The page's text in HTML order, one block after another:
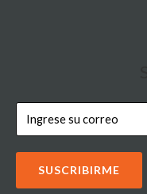
SUSCRIBIRME